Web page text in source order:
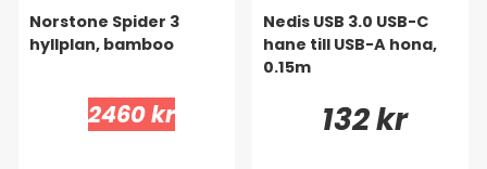
Norstone Spider 3
hyllplan, bamboo
2460 kr
Nedis USB 3.0 USB-C
hane till USB-A hona,
0.15m
132 kr